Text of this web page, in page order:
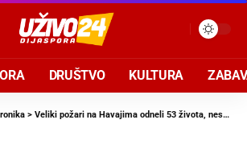
DRUŠTVO KULTURA
> Veliki požari na Havajima odneli 53 života, nestalo oko 1.000 ljudi